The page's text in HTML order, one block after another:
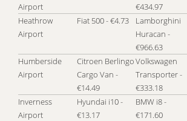
Airport
€434.97
Heathrow
Airport
Fiat 500 - €4.73
Lamborghini
Huracan -
€966.63
Humberside
Airport
Citroen Berlingo
Cargo Van -
€14.49
Volkswagen
Transporter -
€333.18
Inverness
Airport
Hyundai i10 -
€13.17
BMW i8 -
€171.60